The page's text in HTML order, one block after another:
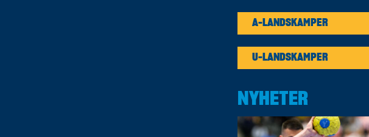
A-LANDSKAMPER
U-LANDSKAMPER
NYHETER